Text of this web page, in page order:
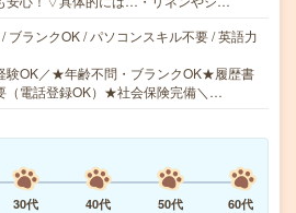
ブランクOK / パソコンスキル不要 / 英語力
験OK／★年齢不問・ブランクOK★履歴書
（電話登録OK）★社会保険完備＼…
30代 40代 50代
60代